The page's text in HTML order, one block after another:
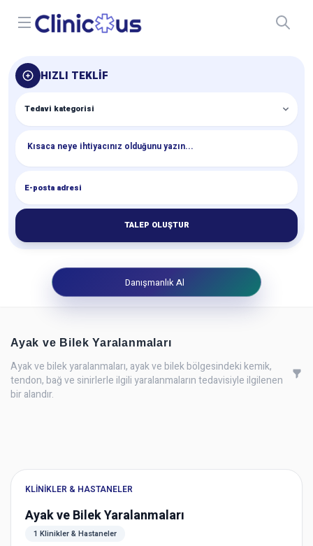
Open menu
HIZLI TEKLIF
TALEP OLUŞTUR
Danışmanlık Al
Ayak ve Bilek Yaralanmaları
Ayak ve bilek yaralanmaları, ayak ve bilek bölgesindeki kemik,
tendon, bağ ve sinirlerle ilgili yaralanmaların tedavisiyle ilgilenen
bir alandır.
KLINIKLER & HASTANELER
Ayak ve Bilek Yaralanmaları
1 Klinikler & Hastaneler